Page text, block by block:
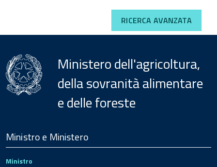
RICERCA AVANZATA
Ministero dell'agricoltura,
della sovranità alimentare
e delle foreste
Footer
Ministro e Ministero
Ministro